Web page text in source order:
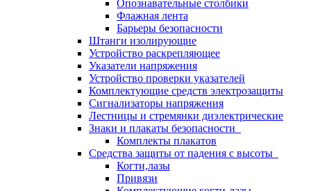
Опознавательные столбики
Флажная лента
Барьеры безопасности
Штанги изолирующие
Устройство раскрепляющее
Указатели напряжения
Устройство проверки указателей
Комплектующие средств электрозащиты
Сигнализаторы напряжения
Лестницы и стремянки диэлектрические
Знаки и плакаты безопасности
Комплекты плакатов
Средства защиты от падения с высоты
Когти,лазы
Привязи